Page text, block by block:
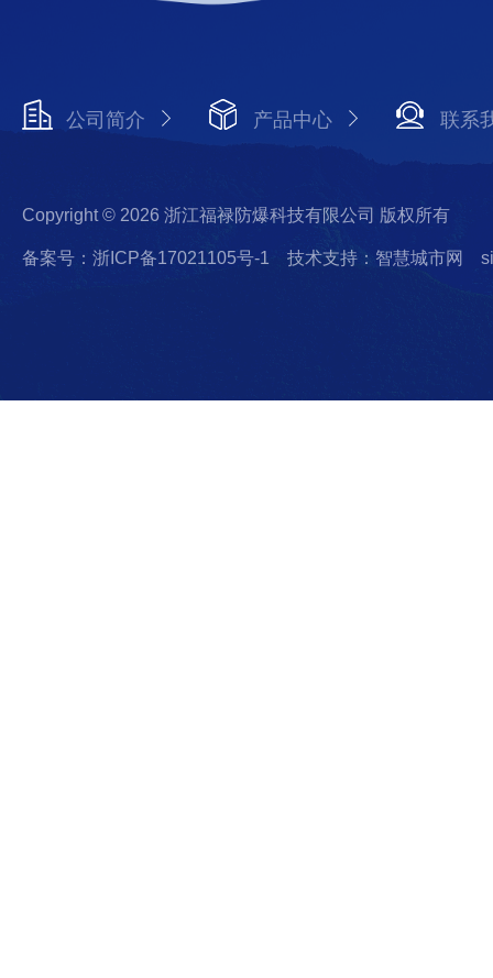
公司简介 产品中心 联系
Copyright © 2026 浙江福禄防爆科技有限公司 版权所有
备案号：浙ICP备17021105号-1 技术支持：智慧城市网